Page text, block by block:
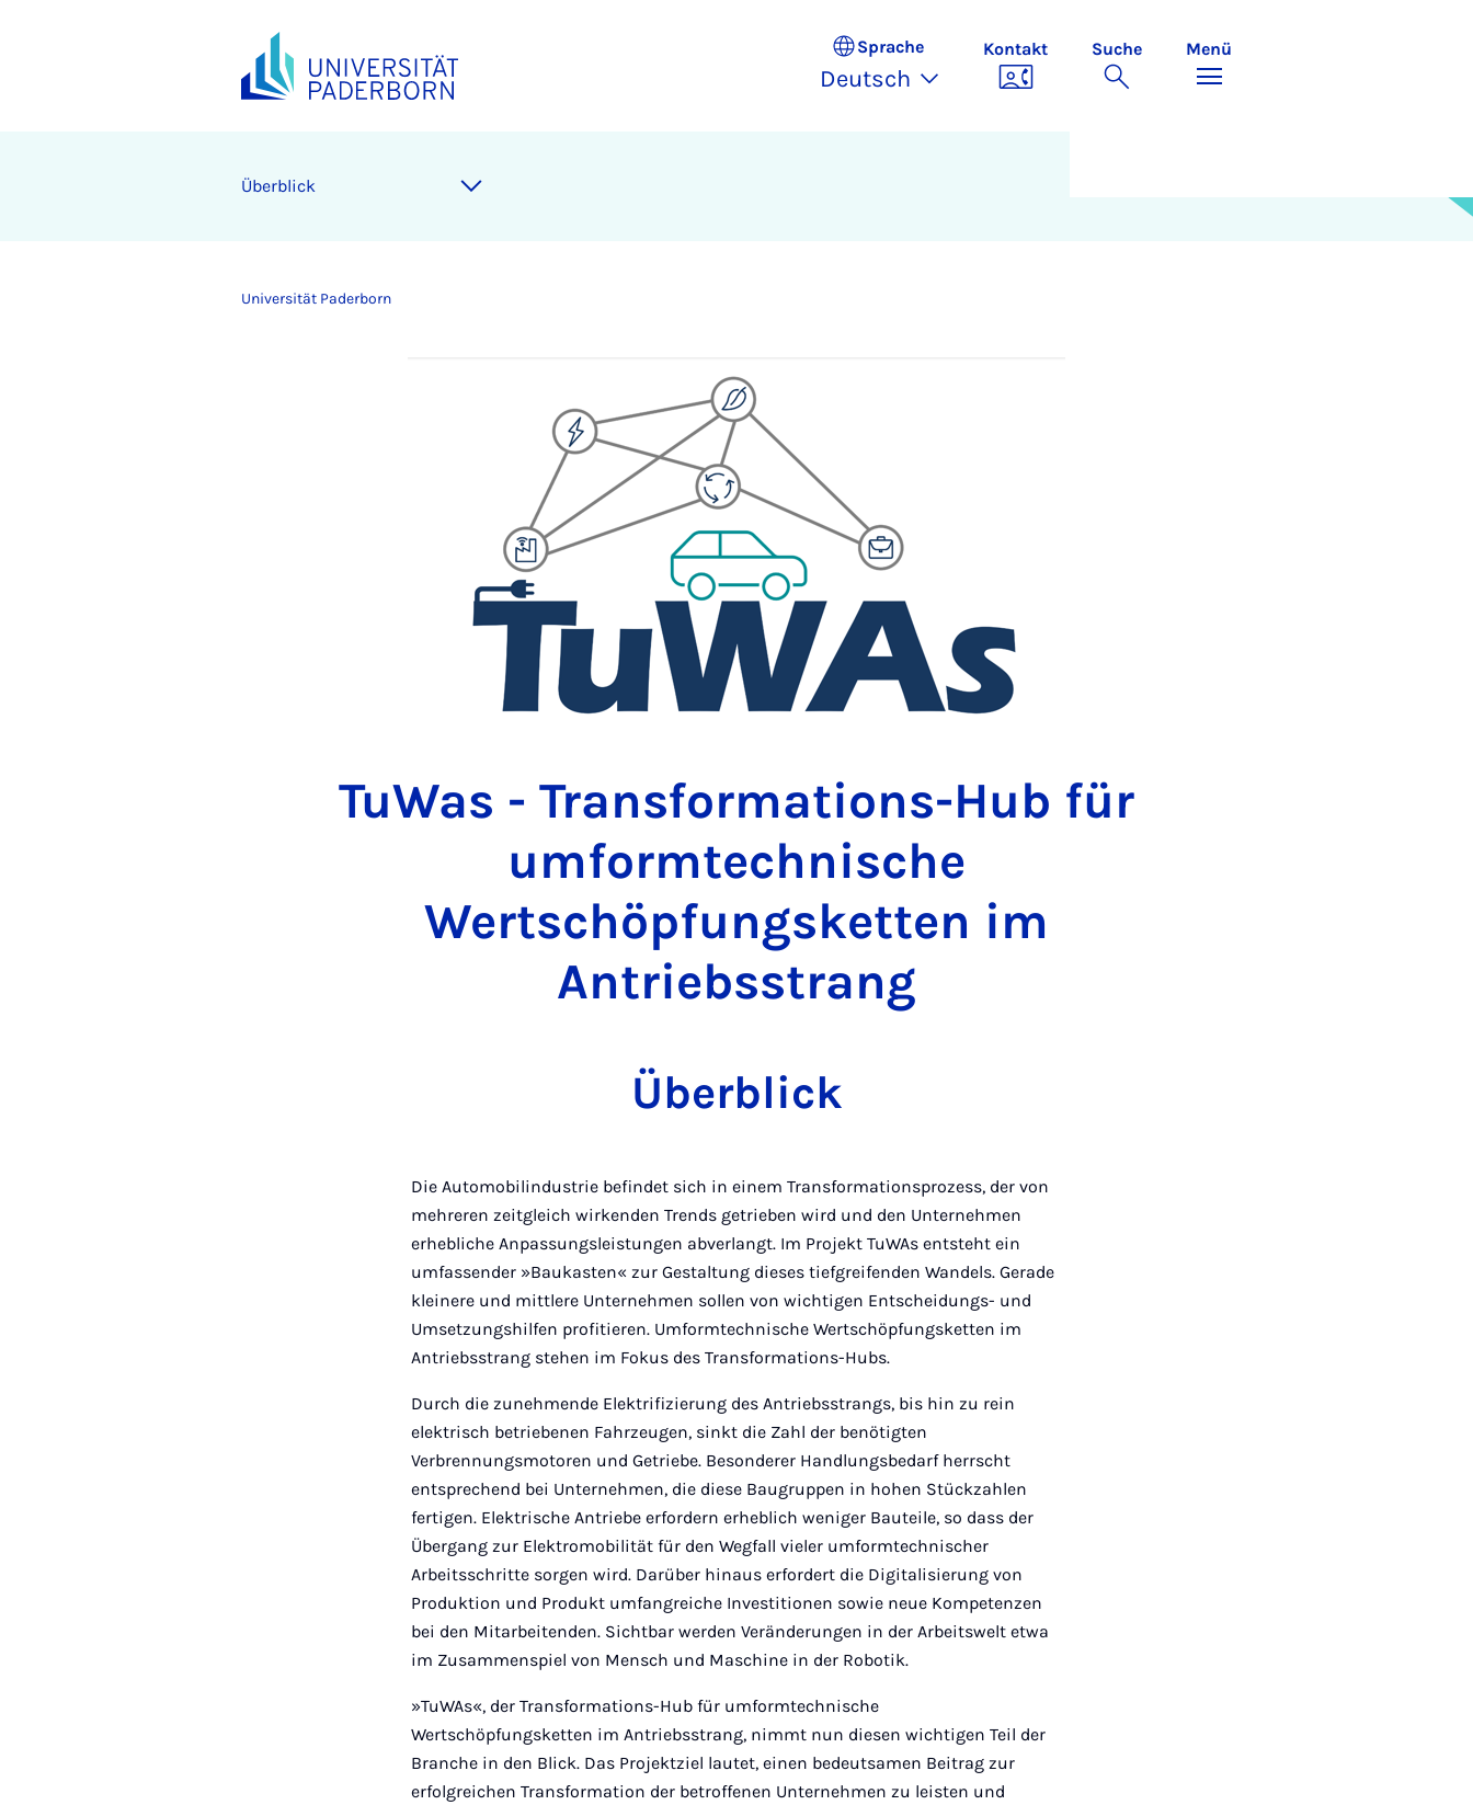
Sprache
Deutsch
Kontakt Suche Menü
Überblick
Universität Paderborn
TuWas - Transformations-Hub für
umformtechnische
Wertschöpfungsketten im
Antriebsstrang
Überblick
Die Automobilindustrie befindet sich in einem Transformationsprozess, der von
mehreren zeitgleich wirkenden Trends getrieben wird und den Unternehmen
erhebliche Anpassungsleistungen abverlangt. Im Projekt TuWAs entsteht ein
umfassender »Baukasten« zur Gestaltung dieses tiefgreifenden Wandels. Gerade
kleinere und mittlere Unternehmen sollen von wichtigen Entscheidungs- und
Umsetzungshilfen profitieren. Umformtechnische Wertschöpfungsketten im
Antriebsstrang stehen im Fokus des Transformations-Hubs.
Durch die zunehmende Elektrifizierung des Antriebsstrangs, bis hin zu rein
elektrisch betriebenen Fahrzeugen, sinkt die Zahl der benötigten
Verbrennungsmotoren und Getriebe. Besonderer Handlungsbedarf herrscht
entsprechend bei Unternehmen, die diese Baugruppen in hohen Stückzahlen
fertigen. Elektrische Antriebe erfordern erheblich weniger Bauteile, so dass der
Übergang zur Elektromobilität für den Wegfall vieler umformtechnischer
Arbeitsschritte sorgen wird. Darüber hinaus erfordert die Digitalisierung von
Produktion und Produkt umfangreiche Investitionen sowie neue Kompetenzen
bei den Mitarbeitenden. Sichtbar werden Veränderungen in der Arbeitswelt etwa
im Zusammenspiel von Mensch und Maschine in der Robotik.
»TuWAs«, der Transformations-Hub für umformtechnische
Wertschöpfungsketten im Antriebsstrang, nimmt nun diesen wichtigen Teil der
Branche in den Blick. Das Projektziel lautet, einen bedeutsamen Beitrag zur
erfolgreichen Transformation der betroffenen Unternehmen zu leisten und